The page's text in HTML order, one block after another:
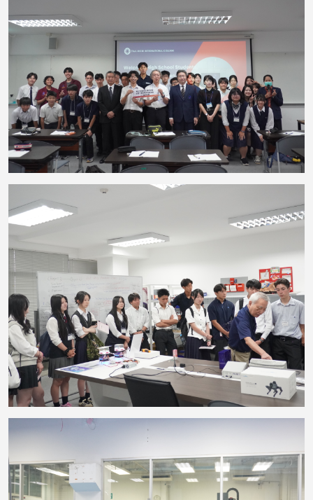
รู้ และพัฒนาความร่วมมือด้านการศึกษากับสถาบันและองค์กรจากประเทศญี่ปุ่น
อย่างต่อเนื่อง